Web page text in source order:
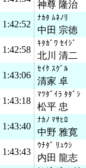
神尊 隆治
1:42:52
ﾅｶﾀ ﾑﾈﾉﾘ
中田 宗徳
1:42:58
ｷﾀｶﾞﾜ ｾｲｼﾞ
北川 清二
1:43:06
ｾｲｹ ｽｸﾞﾙ
清家 卓
1:43:18
ﾏﾂﾀﾞｲﾗ ﾀﾀﾞｼ
松平 忠
1:43:40
ﾅｶﾉ ﾏｻﾋﾛ
中野 雅寛
1:43:43
ｳﾁﾀﾞ ﾘｭｳｼ
内田 龍志